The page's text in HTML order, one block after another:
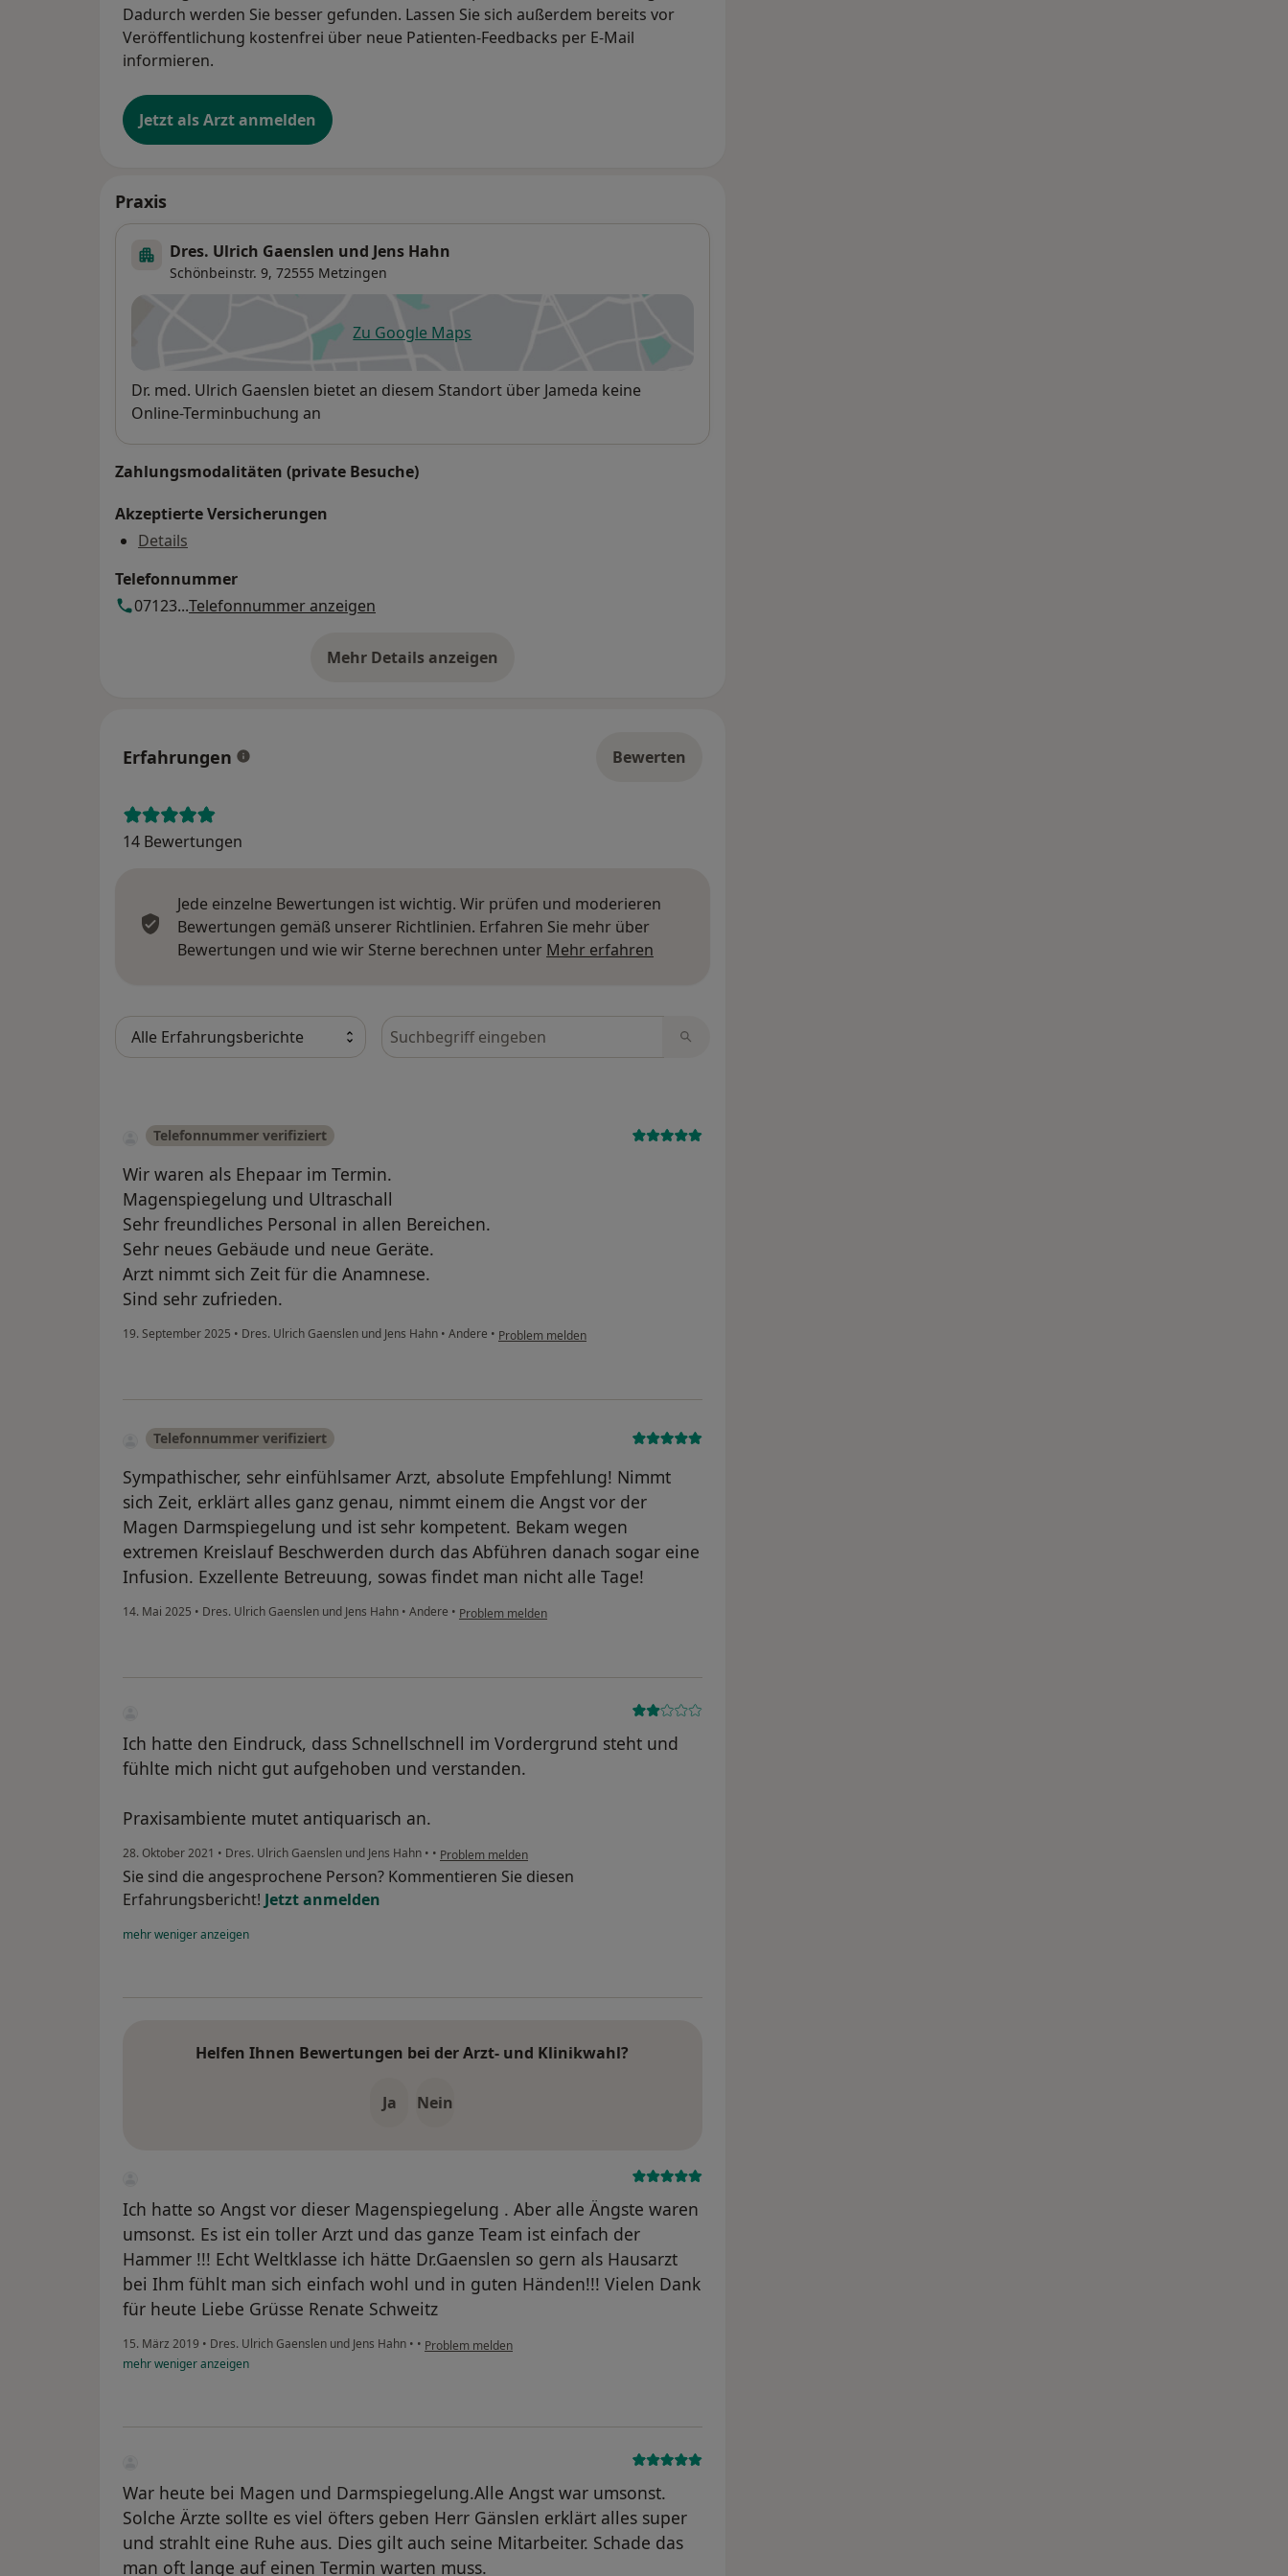
Dadurch werden Sie besser gefunden. Lassen Sie sich außerdem bereits vor
Veröffentlichung kostenfrei über neue Patienten-Feedbacks per E-Mail
informieren.
Jetzt als Arzt anmelden
Praxis
Dres. Ulrich Gaenslen und Jens Hahn
Schönbeinstr. 9, 72555 Metzingen
Zu Google Mapsöffnet in einer neuen Registerkarte
Verfügbarkeit
Dr. med. Ulrich Gaenslen bietet an diesem Standort über Jameda keine
Online-Terminbuchung an
Zahlungsmodalitäten (private Besuche)
Akzeptierte Versicherungen
Details
Telefonnummer
07123...Telefonnummer anzeigen
Mehr Details anzeigen
über die Adresse
Erfahrungen Bewerten
14 Bewertungen
Jede einzelne Bewertungen ist wichtig. Wir prüfen und moderieren
Bewertungen gemäß unserer Richtlinien. Erfahren Sie mehr über
Bewertungen und wie wir Sterne berechnen unter Mehr erfahren
Bewertungen durchsuchen
Telefonnummer verifiziert
Wir waren als Ehepaar im Termin.
Magenspiegelung und Ultraschall
Sehr freundliches Personal in allen Bereichen.
Sehr neues Gebäude und neue Geräte.
Arzt nimmt sich Zeit für die Anamnese.
Sind sehr zufrieden.
19. September 2025 • Dres. Ulrich Gaenslen und Jens Hahn • Andere • Problem melden
Telefonnummer verifiziert
Sympathischer, sehr einfühlsamer Arzt, absolute Empfehlung! Nimmt
sich Zeit, erklärt alles ganz genau, nimmt einem die Angst vor der
Magen Darmspiegelung und ist sehr kompetent. Bekam wegen
extremen Kreislauf Beschwerden durch das Abführen danach sogar eine
Infusion. Exzellente Betreuung, sowas findet man nicht alle Tage!
14. Mai 2025 • Dres. Ulrich Gaenslen und Jens Hahn • Andere • Problem melden
Ich hatte den Eindruck, dass Schnellschnell im Vordergrund steht und
fühlte mich nicht gut aufgehoben und verstanden.
Praxisambiente mutet antiquarisch an.
28. Oktober 2021 • Dres. Ulrich Gaenslen und Jens Hahn • • Problem melden
Sie sind die angesprochene Person? Kommentieren Sie diesen
Erfahrungsbericht! Jetzt anmelden
mehrwenigeranzeigen
Helfen Ihnen Bewertungen bei der Arzt- und Klinikwahl?
Ja Nein
Ich hatte so Angst vor dieser Magenspiegelung . Aber alle Ängste waren
umsonst. Es ist ein toller Arzt und das ganze Team ist einfach der
Hammer !!! Echt Weltklasse ich hätte Dr.Gaenslen so gern als Hausarzt
bei Ihm fühlt man sich einfach wohl und in guten Händen!!! Vielen Dank
für heute Liebe Grüsse Renate Schweitz
15. März 2019 • Dres. Ulrich Gaenslen und Jens Hahn • • Problem melden
mehrwenigeranzeigen
War heute bei Magen und Darmspiegelung.Alle Angst war umsonst.
Solche Ärzte sollte es viel öfters geben Herr Gänslen erklärt alles super
und strahlt eine Ruhe aus. Dies gilt auch seine Mitarbeiter. Schade das
man oft lange auf einen Termin warten muss.